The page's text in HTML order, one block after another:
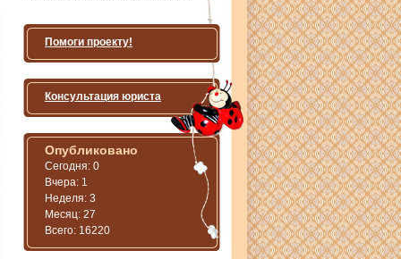
Помоги проекту!
Консультация юриста
Опубликовано
Сегодня: 0
Вчера: 1
Неделя: 3
Месяц: 27
Всего: 16220